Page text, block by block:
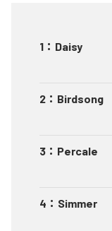
1 ： Daisy
2 ： Birdsong
3 ： Percale
4 ： Simmer